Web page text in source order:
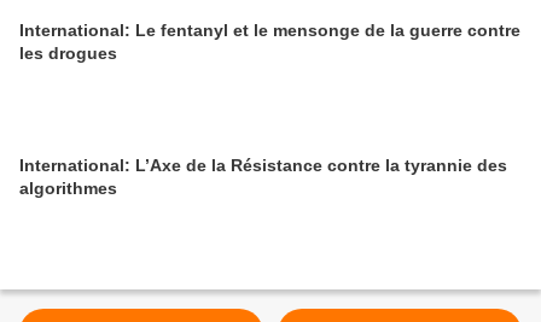
International: Le fentanyl et le mensonge de la guerre contre
les drogues
International: L’Axe de la Résistance contre la tyrannie des
algorithmes